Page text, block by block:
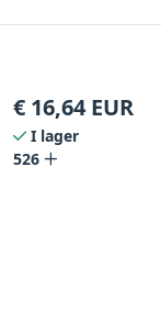
€ 16,64 EUR
I lager
526